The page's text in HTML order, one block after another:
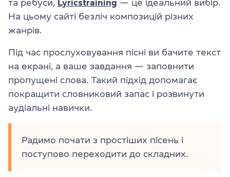
та ребуси, Lyricstraining — це ідеальний вибір.
На цьому сайті безліч композицій різних
жанрів.
Під час прослуховування пісні ви бачите текст
на екрані, а ваше завдання — заповнити
пропущені слова. Такий підхід допомагає
покращити словниковий запас і розвинути
аудіальні навички.
Радимо почати з простіших пісень і
поступово переходити до складних.